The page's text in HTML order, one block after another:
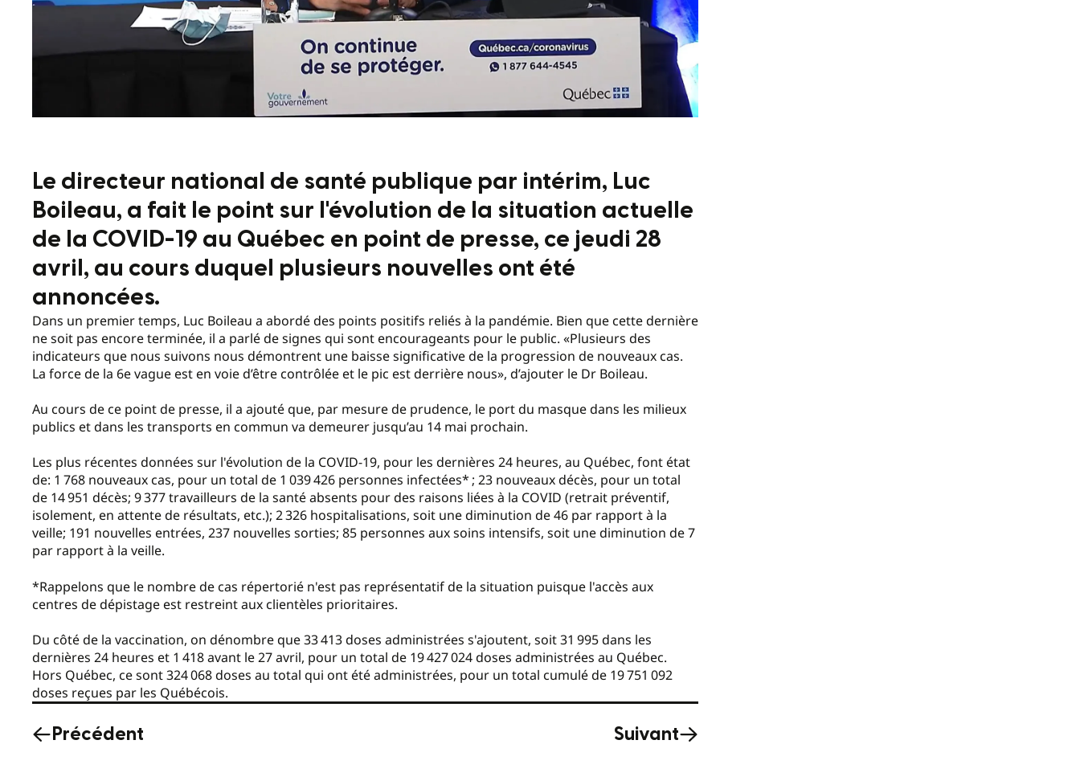
Le directeur national de santé publique par intérim, Luc
Boileau, a fait le point sur l'évolution de la situation actuelle
de la COVID-19 au Québec en point de presse, ce jeudi 28
avril, au cours duquel plusieurs nouvelles ont été
annoncées.
Dans un premier temps, Luc Boileau a abordé des points positifs reliés à la pandémie. Bien que cette dernière
ne soit pas encore terminée, il a parlé de signes qui sont encourageants pour le public. «Plusieurs des
indicateurs que nous suivons nous démontrent une baisse significative de la progression de nouveaux cas.
La force de la 6e vague est en voie d’être contrôlée et le pic est derrière nous», d’ajouter le Dr Boileau.
Au cours de ce point de presse, il a ajouté que, par mesure de prudence, le port du masque dans les milieux
publics et dans les transports en commun va demeurer jusqu’au 14 mai prochain.
Les plus récentes données sur l'évolution de la COVID-19, pour les dernières 24 heures, au Québec, font état
de: 1 768 nouveaux cas, pour un total de 1 039 426 personnes infectées* ; 23 nouveaux décès, pour un total
de 14 951 décès; 9 377 travailleurs de la santé absents pour des raisons liées à la COVID (retrait préventif,
isolement, en attente de résultats, etc.); 2 326 hospitalisations, soit une diminution de 46 par rapport à la
veille; 191 nouvelles entrées, 237 nouvelles sorties; 85 personnes aux soins intensifs, soit une diminution de 7
par rapport à la veille.
*Rappelons que le nombre de cas répertorié n'est pas représentatif de la situation puisque l'accès aux
centres de dépistage est restreint aux clientèles prioritaires.
Du côté de la vaccination, on dénombre que 33 413 doses administrées s'ajoutent, soit 31 995 dans les
dernières 24 heures et 1 418 avant le 27 avril, pour un total de 19 427 024 doses administrées au Québec.
Hors Québec, ce sont 324 068 doses au total qui ont été administrées, pour un total cumulé de 19 751 092
doses reçues par les Québécois.
Précédent Suivant